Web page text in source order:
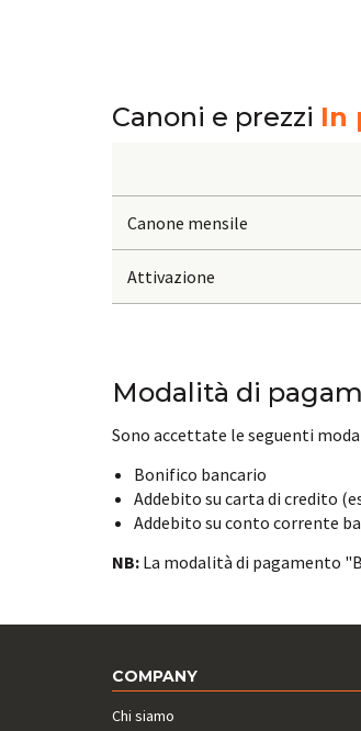
Canoni e prezzi In
Canone mensile
Attivazione
Modalità di
Sono accettate le seguenti
Bonifico bancario
Addebito su carta di credito
Addebito su conto corrente
NB: La modalità di pagamento
COMPANY
Chi siamo